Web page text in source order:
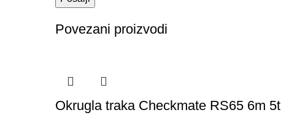
Povezani proizvodi
Okrugla traka Checkmate RS65 6m 5t